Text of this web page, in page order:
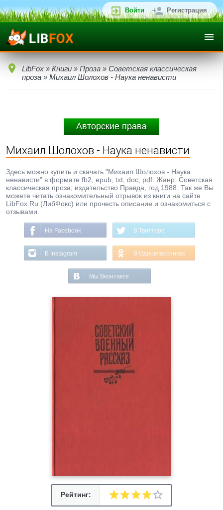
Войти Регистрация
LibFox » Книги » Проза » Советская классическая
проза » Михаил Шолохов - Наука ненависти
Авторские права
Михаил Шолохов - Наука ненависти
Здесь можно купить и скачать "Михаил Шолохов - Наука
ненависти" в формате fb2, epub, txt, doc, pdf. Жанр: Советская
классическая проза, издательство Правда, год 1988. Так же Вы
можете читать ознакомительный отрывок из книги на сайте
LibFox.Ru (ЛибФокс) или прочесть описание и ознакомиться с
отзывами.
На Facebook В Твиттере
В Instagram В Одноклассниках
Мы Вконтакте
Рейтинг: